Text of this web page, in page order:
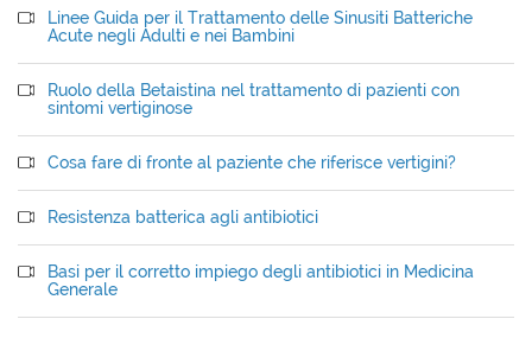
Linee Guida per il Trattamento delle Sinusiti Batteriche
Acute negli Adulti e nei Bambini
Ruolo della Betaistina nel trattamento di pazienti con
sintomi vertiginose
Cosa fare di fronte al paziente che riferisce vertigini?
Resistenza batterica agli antibiotici
Basi per il corretto impiego degli antibiotici in Medicina
Generale